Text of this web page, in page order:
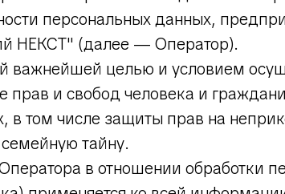
персональных данных,
НЕКСТ" (далее — Оператор).
важнейшей целью и условием
прав и свобод человека и
в том числе защиты прав на
тайну.
в отношении обработки